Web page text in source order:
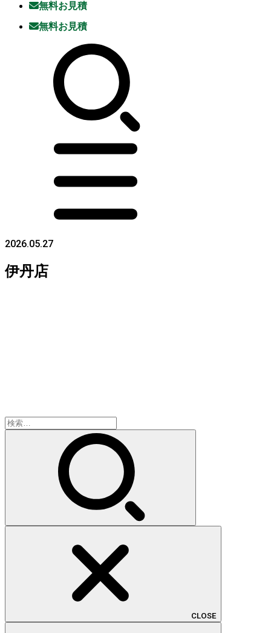
無料お見積
無料お見積
2026.05.27
伊丹店
検
索:
CLOSE